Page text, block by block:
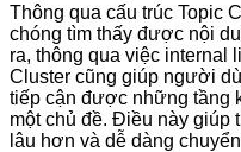
Thông qua cấu trúc Topic
chóng tìm thấy được nội
ra, thông qua việc internal
Cluster cũng giúp người
tiếp cận được những tầng
một chủ đề. Điều này giúp
lâu hơn và dễ dàng